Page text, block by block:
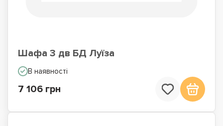
Шафа 3 дв БД Луїза
В наявності
7 106 грн